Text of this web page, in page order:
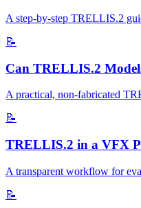
A step-by-step TRELLIS.2
📝
Can TRELLIS.2
A practical, non-fabricated
📝
TRELLIS.2 in a VFX
A transparent workflow for
📝